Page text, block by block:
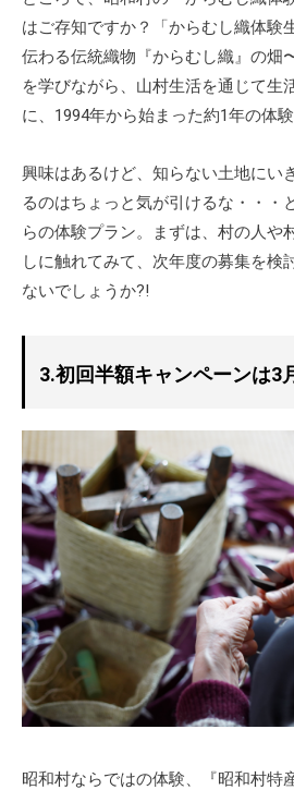
はご存知ですか？「からむし織体験
伝わる伝統織物『からむし織』の畑
を学びながら、山村生活を通じて生
に、1994年から始まった約1年の体
興味はあるけど、知らない土地にい
るのはちょっと気が引けるな・・・
らの体験プラン。まずは、村の人や
しに触れてみて、次年度の募集を検
ないでしょうか?!
3.初回半額キャンペーンは3
昭和村ならではの体験、『昭和村特